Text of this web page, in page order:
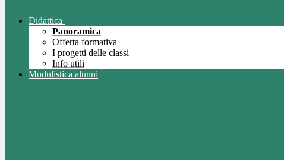
Didattica
Panoramica
Offerta formativa
I progetti delle classi
Info utili
Modulistica alunni